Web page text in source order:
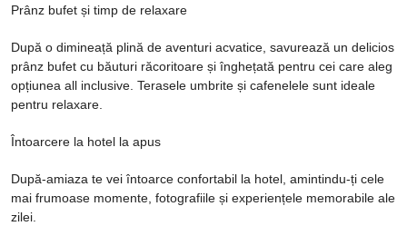
Prânz bufet și timp de relaxare
După o dimineață plină de aventuri acvatice, savurează un delicios
prânz bufet cu băuturi răcoritoare și înghețată pentru cei care aleg
opțiunea all inclusive. Terasele umbrite și cafenelele sunt ideale
pentru relaxare.
Întoarcere la hotel la apus
După-amiaza te vei întoarce confortabil la hotel, amintindu-ți cele
mai frumoase momente, fotografiile și experiențele memorabile ale
zilei.